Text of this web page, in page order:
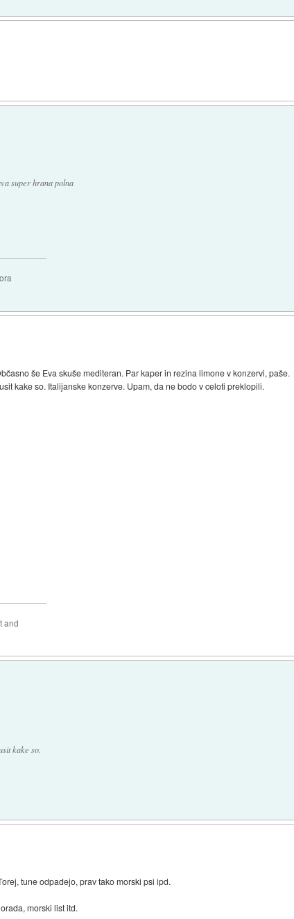
super hrana polna
še Eva skuše mediteran. Par kaper in rezina limone v konzervi, paše.
kake so. Italijanske konzerve. Upam, da ne bodo v celoti preklopili.
and
kake so.
tune odpadejo, prav tako morski psi ipd.
morski list itd.